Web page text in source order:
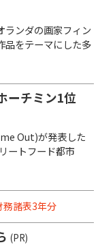
ンダの画家フィン
品をテーマにした多
ーチミン1位
Out)が発表した
ートフード都市
務諸表3年分
(PR)